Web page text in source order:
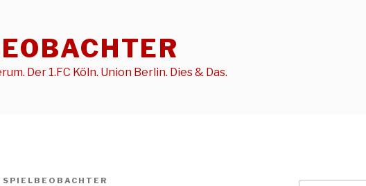
Der 1.FC Köln. Union Berlin. Dies & Das.
SPIELBEOBACHTER